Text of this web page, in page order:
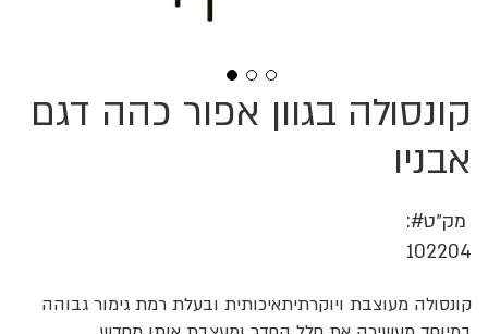
קונסולה בגוון אפור כהה דגם
אבניו
מק״ט
102204
קונסולה מעוצבת ויוקרתיתאיכותית ובעלת רמת גימור גבוהה
לדלג
להתחלה
גלריית